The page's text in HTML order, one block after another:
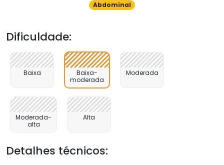
Abdominal
Dificuldade:
Baixa
Baixa-
moderada
Moderada
Moderada-
alta
Alta
Detalhes técnicos: